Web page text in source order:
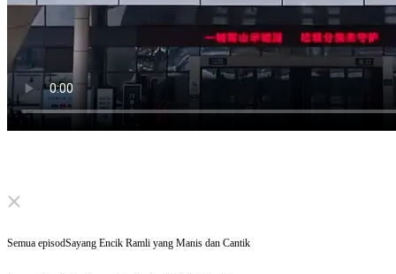
Click to unmute
Saya telefon mak saya sekarang.
Semua episodSayang Encik Ramli yang Manis dan Cantik